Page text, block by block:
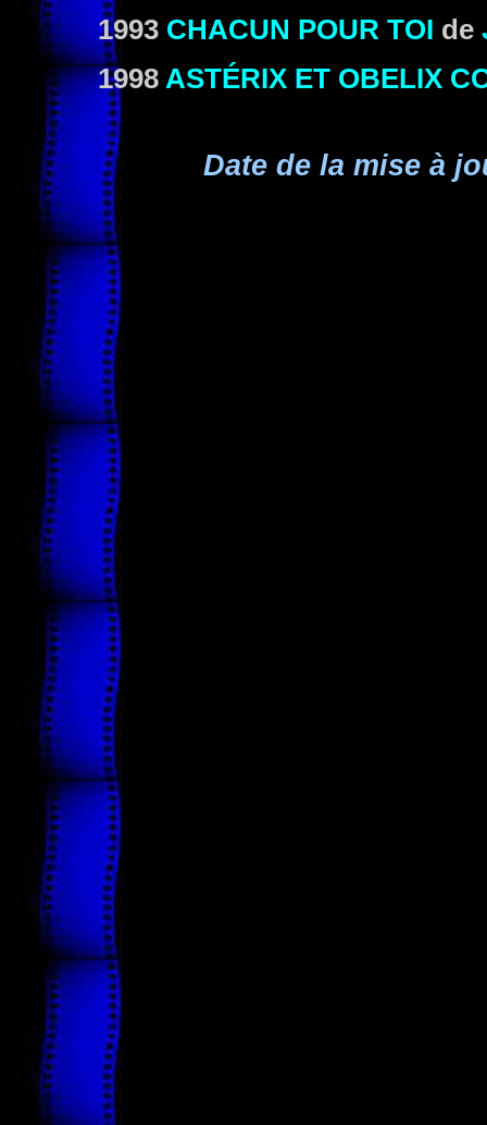
1993 CHACUN POUR TOI de
1998 ASTÉRIX ET OBELIX
Date de la mise à